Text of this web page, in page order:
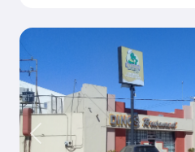
Previous